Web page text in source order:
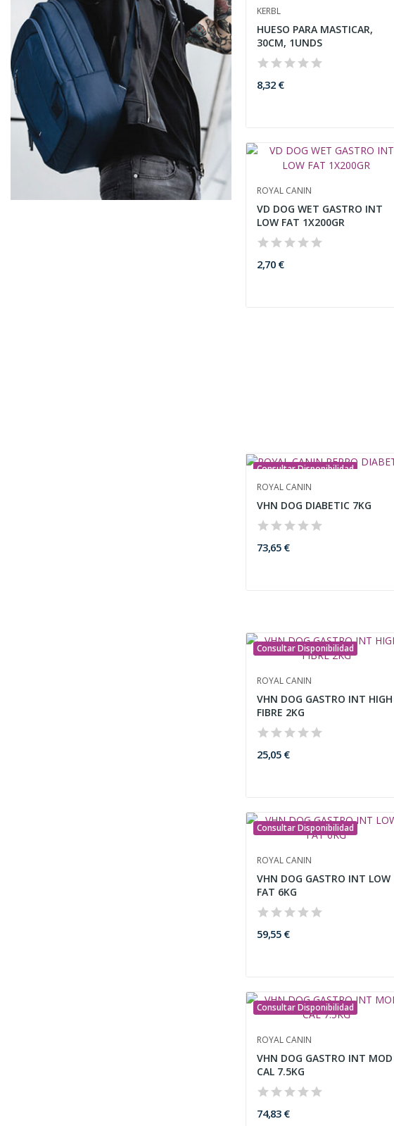
KERBL
HUESO PARA MASTICAR,
30CM, 1UNDS
8,32 €
ROYAL CANIN
VD DOG WET GASTRO INT
LOW FAT 1X200GR
2,70 €
Consultar Disponibilidad
ROYAL CANIN
VHN DOG DIABETIC 7KG
73,65 €
Consultar Disponibilidad
ROYAL CANIN
VHN DOG GASTRO INT HIGH
FIBRE 2KG
25,05 €
Consultar Disponibilidad
ROYAL CANIN
VHN DOG GASTRO INT LOW
FAT 6KG
59,55 €
Consultar Disponibilidad
ROYAL CANIN
VHN DOG GASTRO INT MOD
CAL 7.5KG
74,83 €